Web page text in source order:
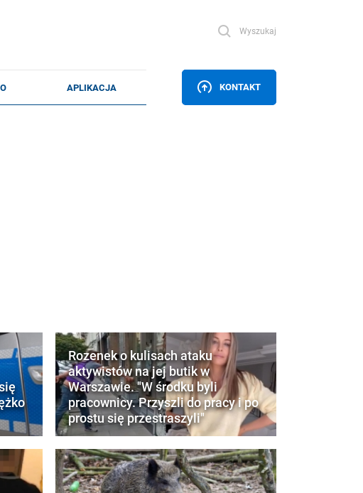
Wyszukaj
KONTAKT
Rozenek o kulisach ataku
aktywistów na jej butik w
Warszawie. "W środku byli
pracownicy. Przyszli do pracy i po
prostu się przestraszyli"